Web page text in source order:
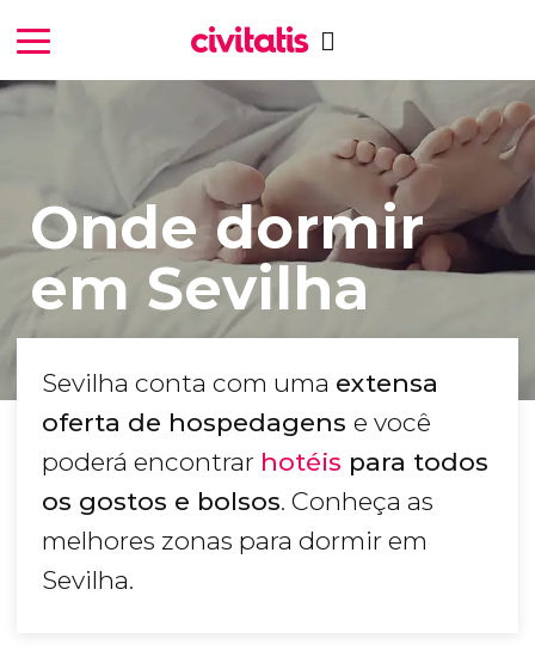
Onde dormir
em Sevilha
Sevilha conta com uma extensa
oferta de hospedagens e você
poderá encontrar hotéis para todos
os gostos e bolsos. Conheça as
melhores zonas para dormir em
Sevilha.